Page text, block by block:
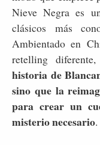
Nieve Negra es
clásicos más
Ambientado en
retelling
historia de
sino que la
para crear un
misterio necesario.